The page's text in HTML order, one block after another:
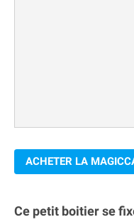
ACHETER LA
Ce petit boitier se